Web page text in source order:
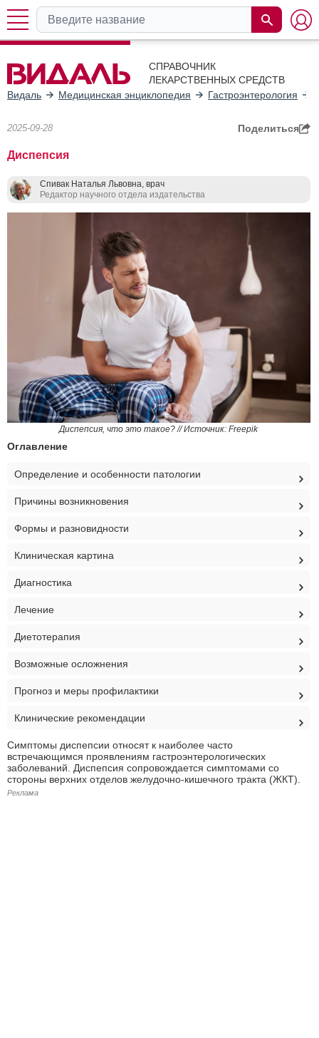
СПРАВОЧНИК
ЛЕКАРСТВЕННЫХ СРЕДСТВ
Видаль
Медицинская энциклопедия Гастроэнтeрология
2025-09-28 Поделиться
Диспепсия
Спивак Наталья Львовна, врач
Редактор научного отдела издательства
Диспепсия, что это такое? // Источник: Freepik
Оглавление
Определение и особенности патологии
Причины возникновения
Формы и разновидности
Клиническая картина
Диагностика
Лечение
Диетотерапия
Возможные осложнения
Прогноз и меры профилактики
Клинические рекомендации
Симптомы диспепсии относят к наиболее часто
встречающимся проявлениям гастроэнтерологических
заболеваний. Диспепсия сопровождается симптомами со
стороны верхних отделов желудочно-кишечного тракта (ЖКТ).
Реклама